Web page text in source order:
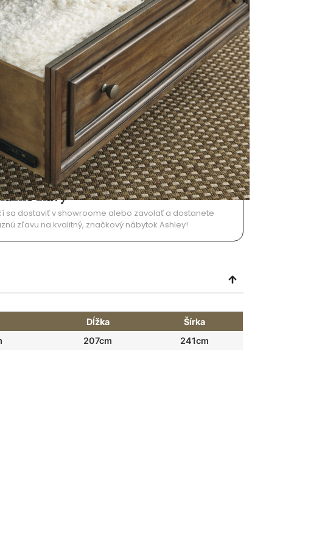
predajni)
až k vám domov
zľavy
sa dostaviť v showroome alebo zavolať a dostanete
zľavu na kvalitný, značkový nábytok Ashley!
Dĺžka
Šírka
207cm 241cm